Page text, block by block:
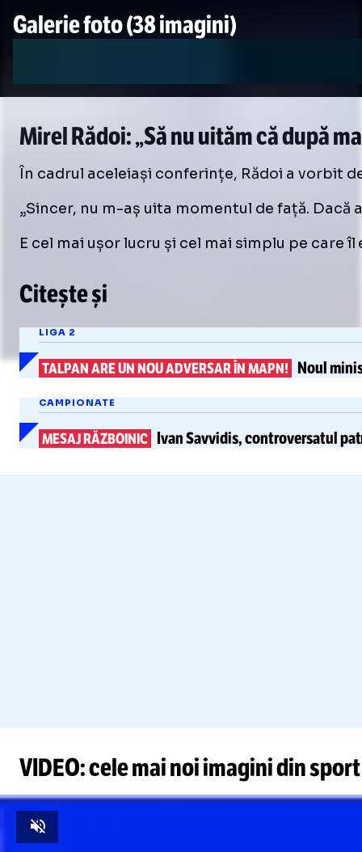
Galerie foto(38 imagini)
Mirel Rădoi: „Să nu uităm că după
În cadrul aceleiași conferințe, Rădoi a vorbit
„Sincer, nu m-aș uita momentul de față.
E cel mai ușor lucru și cel mai simplu pe care
Citește și
LIGA 2
TALPAN ARE UN NOU ADVERSAR ÎN MAPN! Noul
CAMPIONATE
MESAJ RĂZBOINIC Ivan Savvidis,controversatul
VIDEO: cele mai noi imagini din sport
Unmute